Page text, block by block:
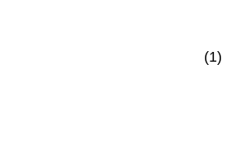
(1)